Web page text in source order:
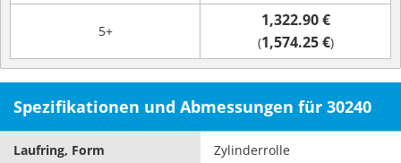
5+
1,322.90 €
(1,574.25 €)
Spezifikationen und Abmessungen für 30240
Laufring, Form Zylinderrolle